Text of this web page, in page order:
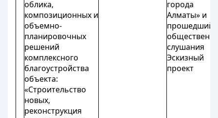
облика,
композиционных и
объемно-
планировочных
решений
комплексного
благоустройства
объекта:
«Строительство
новых,
реконструкция
города
Алматы» и
прошедший
слушания
Эскизный
проект